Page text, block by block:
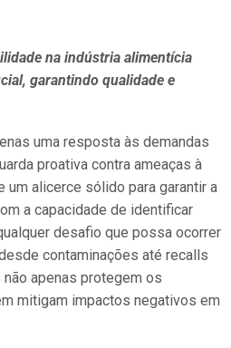
na indústria alimentícia
garantindo qualidade e
uma resposta às demandas
proativa contra ameaças à
um alicerce sólido para garantir a
a capacidade de identificar
desafio que possa ocorrer
contaminações até recalls
apenas protegem os
mitigam impactos negativos em